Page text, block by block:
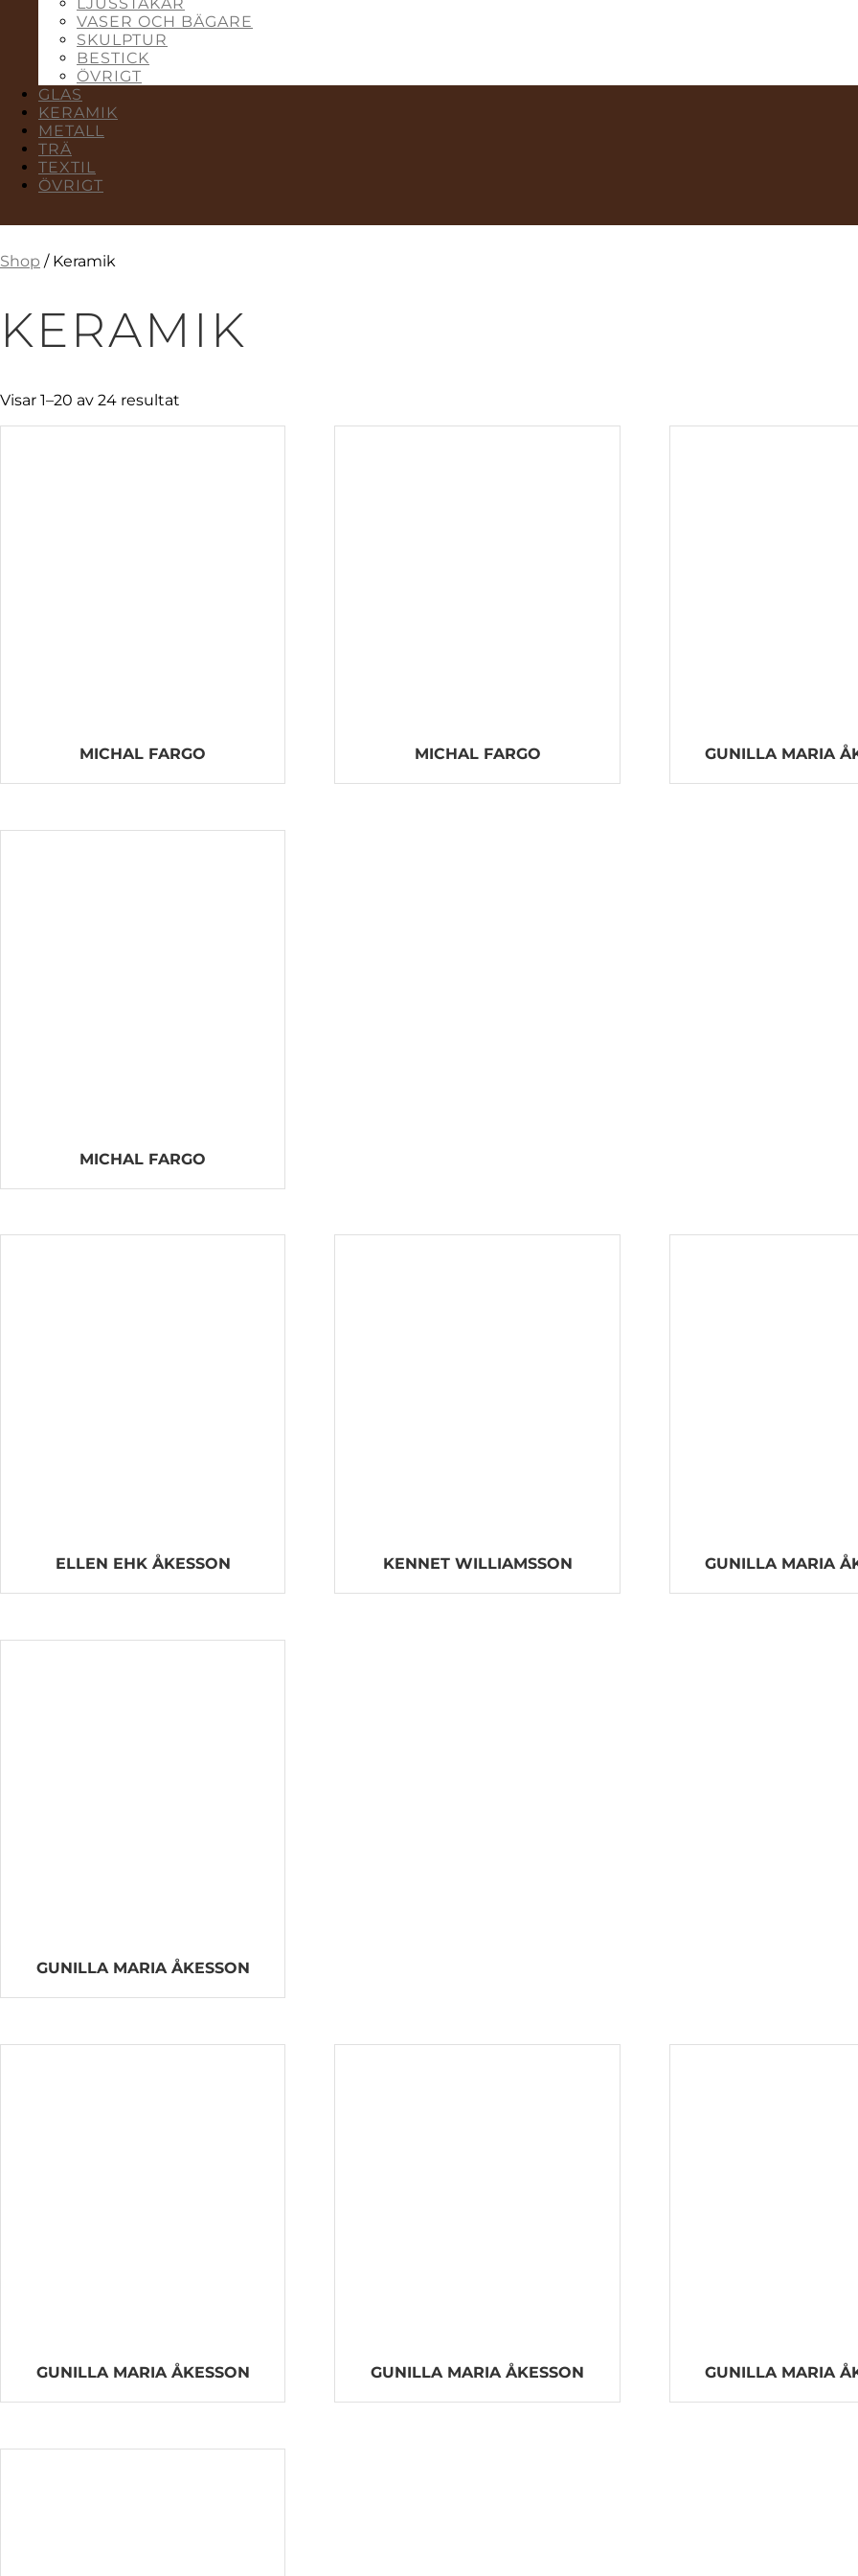
VASER OCH BÄGARE
SKULPTUR
BESTICK
ÖVRIGT
GLAS
KERAMIK
METALL
TRÄ
TEXTIL
ÖVRIGT
Shop / Keramik
KERAMIK
Visar 1–20 av 24 resultat
MICHAL FARGO MICHAL FARGO GUNILLA MARIA
MICHAL FARGO
ELLEN EHK ÅKESSON KENNET WILLIAMSSON GUNILLA MARIA
GUNILLA MARIA ÅKESSON
GUNILLA MARIA ÅKESSON GUNILLA MARIA ÅKESSON GUNILLA MARIA